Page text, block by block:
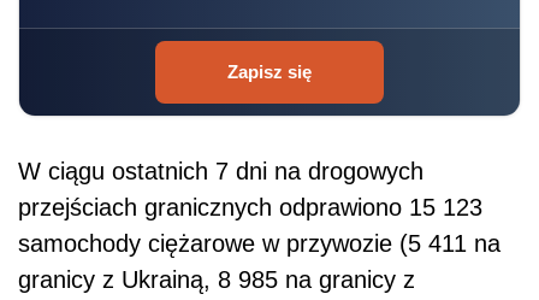
Zapisz się
W ciągu ostatnich 7 dni na drogowych
przejściach granicznych odprawiono 15 123
samochody ciężarowe w przywozie (5 411 na
granicy z Ukrainą, 8 985 na granicy z